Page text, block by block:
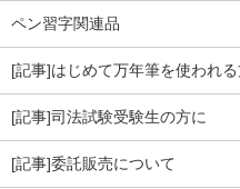
ペン習字関連品
[記事]はじめて万年筆を使われる
[記事]司法試験受験生の方に
[記事]委託販売について